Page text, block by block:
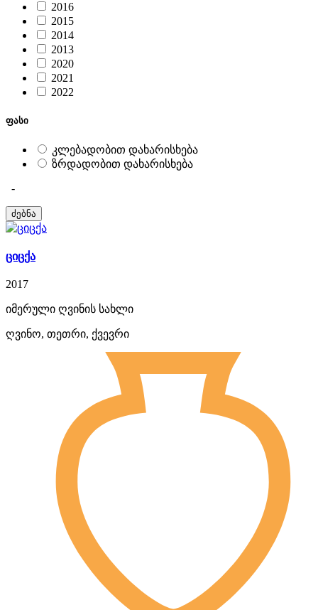
2016
2015
2014
2013
2020
2021
2022
ფასი
კლებადობით დახარისხება
ზრდადობით დახარისხება
-
ციცქა
2017
იმერული ღვინის სახლი
ღვინო, თეთრი, ქვევრი